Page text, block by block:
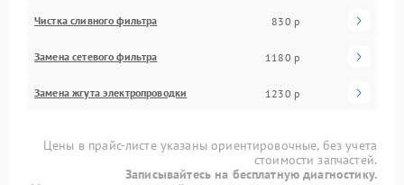
Чистка сливного фильтра 830 р
Замена сетевого фильтра 1180 р
Замена жгута электропроводки 1230 р
Цены в прайс-листе указаны ориентировочные, без учета
стоимости запчастей.
Записывайтесь на бесплатную диагностику.